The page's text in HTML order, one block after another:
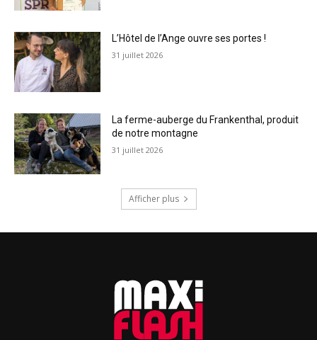
L’Hôtel de l’Ange ouvre ses portes !
31 juillet 2026
La ferme-auberge du Frankenthal, produit
de notre montagne
31 juillet 2026
Afficher plus